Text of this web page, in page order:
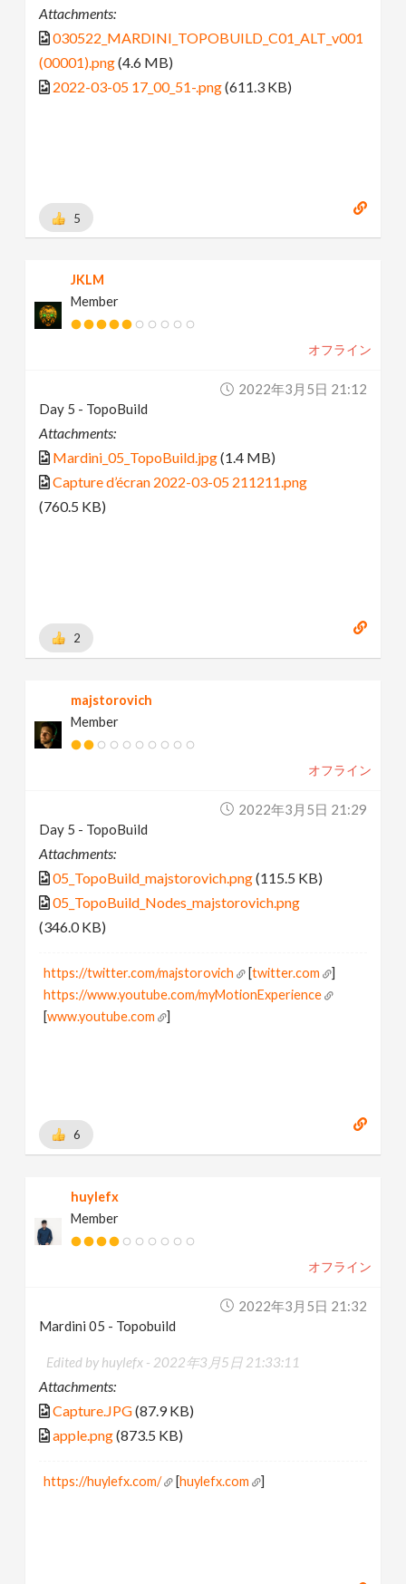
Attachments:
030522_MARDINI_TOPOBUILD_C01_ALT_v001
(00001).png(4.6 MB)
2022-03-05 17_00_51-.png(611.3 KB)
5
JKLM
Member
オフライン
2022年3月5日 21:12
Day 5 - TopoBuild
Attachments:
Mardini_05_TopoBuild.jpg(1.4 MB)
Capture d’écran 2022-03-05 211211.png
(760.5 KB)
2
majstorovich
Member
オフライン
2022年3月5日 21:29
Day 5 - TopoBuild
Attachments:
05_TopoBuild_majstorovich.png(115.5 KB)
05_TopoBuild_Nodes_majstorovich.png
(346.0 KB)
https://twitter.com/majstorovich [twitter.com
]
https://www.youtube.com/myMotionExperience
[www.youtube.com ]
6
huylefx
Member
オフライン
2022年3月5日 21:32
Mardini 05 - Topobuild
Edited by huylefx - 2022年3月5日 21:33:11
Attachments:
Capture.JPG(87.9 KB)
apple.png(873.5 KB)
https://huylefx.com/ [huylefx.com ]